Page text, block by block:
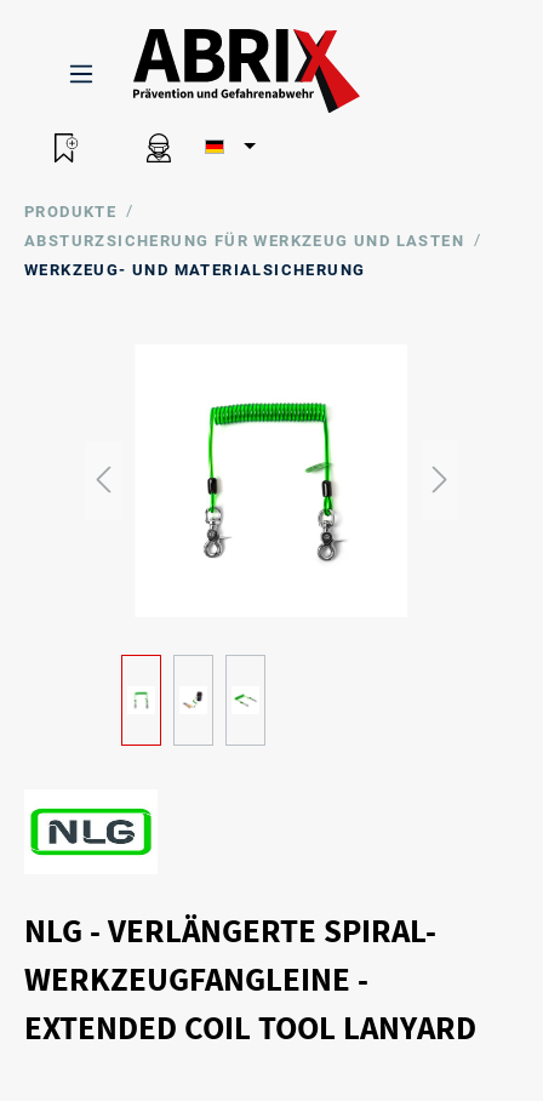
PRODUKTE
/
ABSTURZSICHERUNG FÜR WERKZEUG UND LASTEN
/
WERKZEUG- UND MATERIALSICHERUNG
NLG - VERLÄNGERTE SPIRAL-
WERKZEUGFANGLEINE -
EXTENDED COIL TOOL LANYARD